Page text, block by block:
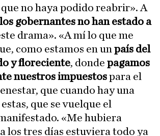
no haya podido reabrir». A
los gobernantes no han estado a
drama». «A mí lo que me
como estamos en un país del
y floreciente, donde pagamos
nuestros impuestospara el
que cuando hay una
que se vuelque el
«Me hubiera
los tres días estuviera todo ya